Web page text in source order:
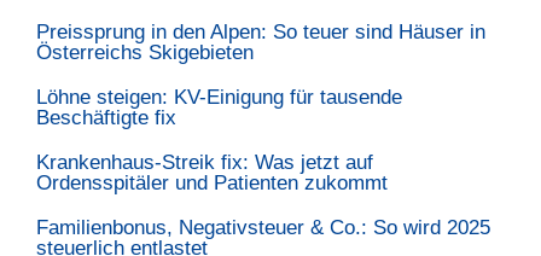
Preissprung in den Alpen: So teuer sind Häuser in
Österreichs Skigebieten
Löhne steigen: KV-Einigung für tausende
Beschäftigte fix
Krankenhaus-Streik fix: Was jetzt auf
Ordensspitäler und Patienten zukommt
Familienbonus, Negativsteuer & Co.: So wird 2025
steuerlich entlastet